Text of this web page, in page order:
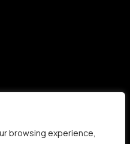
browsing experience,